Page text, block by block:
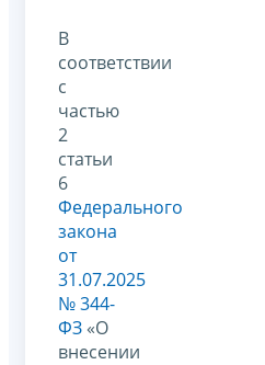
В
соответствии
с
частью
2
статьи
6
Федерального
закона
от
31.07.2025
№ 344-
ФЗ «О
внесении